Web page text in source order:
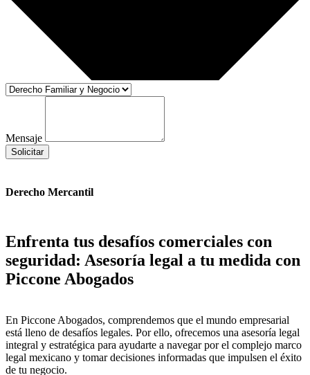
Mensaje
Solicitar
Derecho Mercantil
Enfrenta tus desafíos comerciales con
seguridad: Asesoría legal a tu medida con
Piccone Abogados
En Piccone Abogados, comprendemos que el mundo empresarial
está lleno de desafíos legales. Por ello, ofrecemos una asesoría legal
integral y estratégica para ayudarte a navegar por el complejo marco
legal mexicano y tomar decisiones informadas que impulsen el éxito
de tu negocio.